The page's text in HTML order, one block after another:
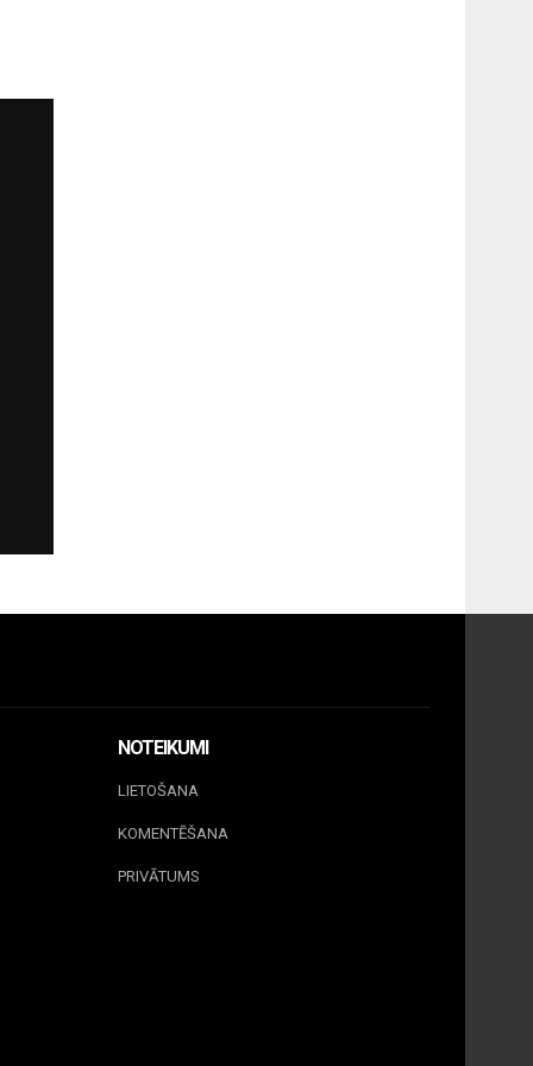
NOTEIKUMI
LIETOŠANA
KOMENTĒŠANA
PRIVĀTUMS